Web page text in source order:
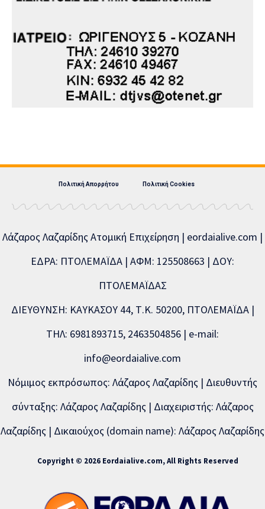
Πολιτική Απορρήτου Πολιτική Cookies
Λάζαρος Λαζαρίδης Ατομική Επιχείρηση | eordaialive.com |
ΕΔΡΑ: ΠΤΟΛΕΜΑΪΔΑ | ΑΦΜ: 125508663 | ΔΟΥ:
ΠΤΟΛΕΜΑΪΔΑΣ
ΔΙΕΥΘΥΝΣΗ: ΚΑΥΚΑΣΟΥ 44, Τ.Κ. 50200, ΠΤΟΛΕΜΑΪΔΑ |
ΤΗΛ: 6981893715, 2463504856 | e-mail:
info@eordaialive.com
Νόμιμος εκπρόσωπος: Λάζαρος Λαζαρίδης | Διευθυντής
σύνταξης: Λάζαρος Λαζαρίδης | Διαχειριστής: Λάζαρος
Λαζαρίδης | Δικαιούχος (domain name): Λάζαρος Λαζαρίδης
Copyright © 2026 Eordaialive.com, All Rights Reserved